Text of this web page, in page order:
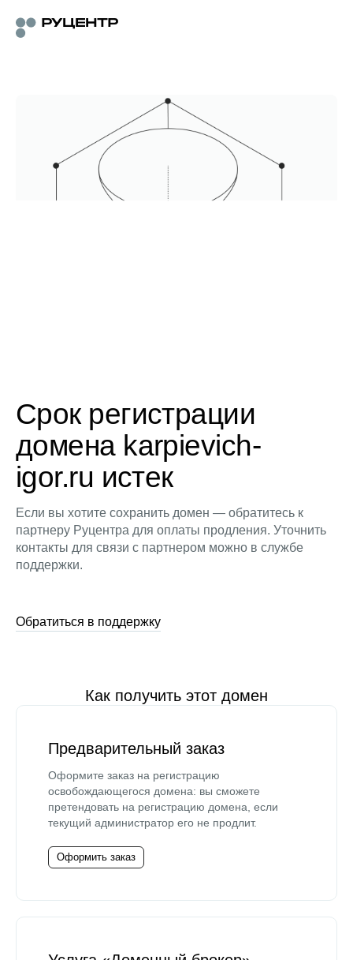
Срок регистрации
домена karpievich-
igor.ru истек
Если вы хотите сохранить домен — обратитесь к
партнеру Руцентра для оплаты продления. Уточнить
контакты для связи с партнером можно в службе
поддержки.
Обратиться в поддержку
Как получить этот домен
Предварительный заказ
Оформите заказ на регистрацию
освобождающегося домена: вы сможете
претендовать на регистрацию домена, если
текущий администратор его не продлит.
Оформить заказ